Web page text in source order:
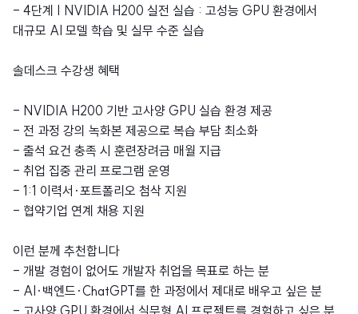
- 4단계 | NVIDIA H200 실전 실습 : 고성능 GPU 환경에서
대규모 AI 모델 학습 및 실무 수준 실습
솔데스크 수강생 혜택
- NVIDIA H200 기반 고사양 GPU 실습 환경 제공
- 전 과정 강의 녹화본 제공으로 복습 부담 최소화
- 출석 요건 충족 시 훈련장려금 매월 지급
- 취업 집중 관리 프로그램 운영
- 1:1 이력서·포트폴리오 첨삭 지원
- 협약기업 연계 채용 지원
이런 분께 추천합니다
- 개발 경험이 없어도 개발자 취업을 목표로 하는 분
- AI·백엔드·ChatGPT를 한 과정에서 제대로 배우고 싶은 분